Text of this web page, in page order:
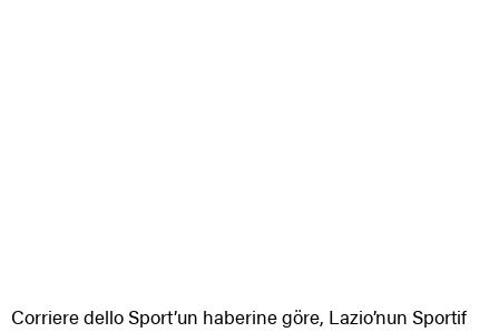
Corriere dello Sport’un haberine göre, Lazio’nun Sportif